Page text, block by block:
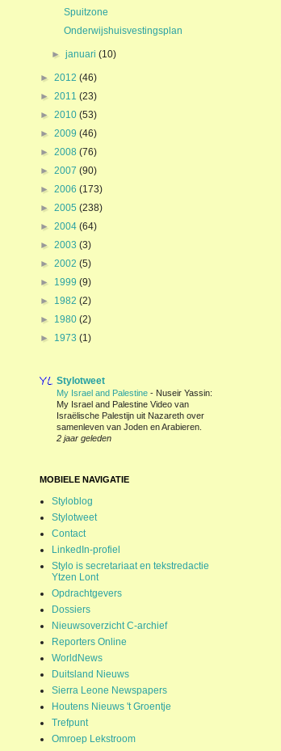
Spuitzone
Onderwijshuisvestingsplan
►januari(10)
► 2012 (46)
► 2011 (23)
► 2010 (53)
► 2009 (46)
► 2008 (76)
► 2007 (90)
► 2006 (173)
► 2005 (238)
► 2004 (64)
► 2003 (3)
► 2002 (5)
► 1999 (9)
► 1982 (2)
► 1980 (2)
► 1973 (1)
Stylotweet
My Israel and Palestine - Nuseir Yassin:
My Israel and Palestine Video van
Israëlische Palestijn uit Nazareth over
samenleven van Joden en Arabieren.
2 jaar geleden
MOBIELE NAVIGATIE
Styloblog
Stylotweet
Contact
LinkedIn-profiel
Stylo is secretariaat en tekstredactie
Ytzen Lont
Opdrachtgevers
Dossiers
Nieuwsoverzicht C-archief
Reporters Online
WorldNews
Duitsland Nieuws
Sierra Leone Newspapers
Houtens Nieuws 't Groentje
Trefpunt
Omroep Lekstroom